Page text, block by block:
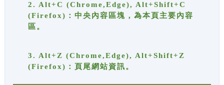
2. Alt+C (Chrome,Edge), Alt+Shift+C
(Firefox)：中央內容區塊，為本頁主要內容
區。
3. Alt+Z (Chrome,Edge), Alt+Shift+Z
(Firefox)：頁尾網站資訊。